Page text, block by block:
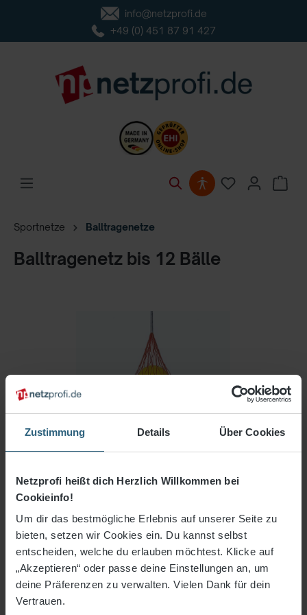
Zustimmung Details Über Cookies
Netzprofi heißt dich Herzlich Willkommen bei
Cookieinfo!
Um dir das bestmögliche Erlebnis auf unserer Seite zu
bieten, setzen wir Cookies ein. Du kannst selbst
entscheiden, welche du erlauben möchtest. Klicke auf
„Akzeptieren“ oder passe deine Einstellungen an, um
deine Präferenzen zu verwalten. Vielen Dank für dein
Vertrauen.
info@netzprofi.de
+49 (0) 451 87 91 427
Sportnetze Balltragenetze
Balltragenetz bis 12 Bälle
Anzahl
bis4 10,72 €*
bis 9 4,64 €*
10